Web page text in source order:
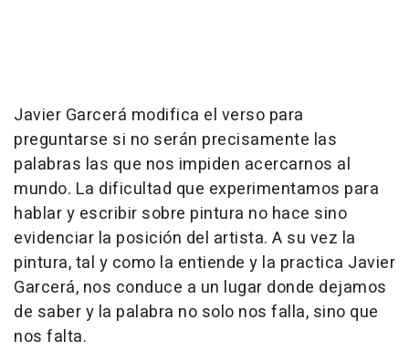
Javier Garcerá modifica el verso para
preguntarse si no serán precisamente las
palabras las que nos impiden acercarnos al
mundo. La dificultad que experimentamos para
hablar y escribir sobre pintura no hace sino
evidenciar la posición del artista. A su vez la
pintura, tal y como la entiende y la practica Javier
Garcerá, nos conduce a un lugar donde dejamos
de saber y la palabra no solo nos falla, sino que
nos falta.